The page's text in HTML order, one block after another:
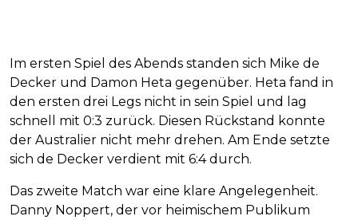
Im ersten Spiel des Abends standen sich Mike de
Decker und Damon Heta gegenüber. Heta fand in
den ersten drei Legs nicht in sein Spiel und lag
schnell mit 0:3 zurück. Diesen Rückstand konnte
der Australier nicht mehr drehen. Am Ende setzte
sich de Decker verdient mit 6:4 durch.
Das zweite Match war eine klare Angelegenheit.
Danny Noppert, der vor heimischem Publikum